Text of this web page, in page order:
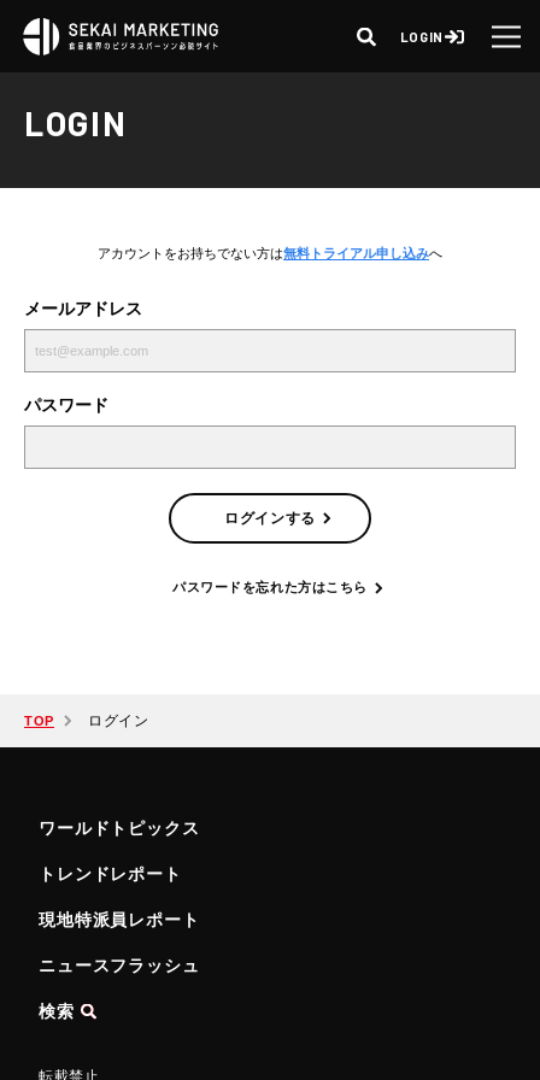
LOGIN
LOGIN
アカウントをお持ちでない方は無料トライアル申し込みへ
メールアドレス
パスワード
ログインする
パスワードを忘れた方はこちら
TOP ログイン
ワールドトピックス
トレンドレポート
現地特派員レポート
ニュースフラッシュ
検索
転載禁止